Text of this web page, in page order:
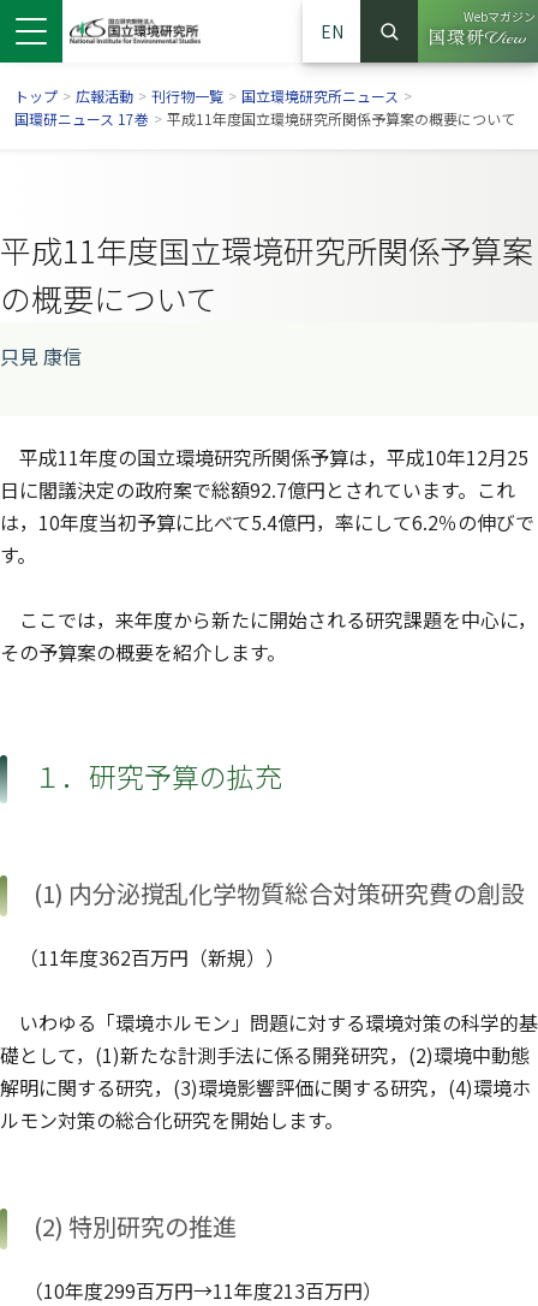
EN
サイト内検索
検索
Webマガジン
（別ウイ
トップ > 広報活動 > 刊行物一覧 > 国立環境研究所ニュース >
国環研ニュース 17巻 > 平成11年度国立環境研究所関係予算案の概要について
平成11年度国立環境研究所関係予算案
の概要について
只見 康信
平成11年度の国立環境研究所関係予算は，平成10年12月25
日に閣議決定の政府案で総額92.7億円とされています。これ
は，10年度当初予算に比べて5.4億円，率にして6.2％の伸びで
す。
ここでは，来年度から新たに開始される研究課題を中心に，
その予算案の概要を紹介します。
１．研究予算の拡充
(1) 内分泌撹乱化学物質総合対策研究費の創設
（11年度362百万円（新規））
いわゆる「環境ホルモン」問題に対する環境対策の科学的基
礎として，(1)新たな計測手法に係る開発研究，(2)環境中動態
解明に関する研究，(3)環境影響評価に関する研究，(4)環境ホ
ルモン対策の総合化研究を開始します。
(2) 特別研究の推進
（10年度299百万円→11年度213百万円）